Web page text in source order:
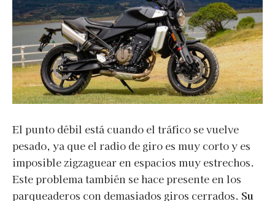
El punto débil está cuando el tráfico se vuelve
pesado, ya que el radio de giro es muy corto y es
imposible zigzaguear en espacios muy estrechos.
Este problema también se hace presente en los
parqueaderos con demasiados giros cerrados. Su